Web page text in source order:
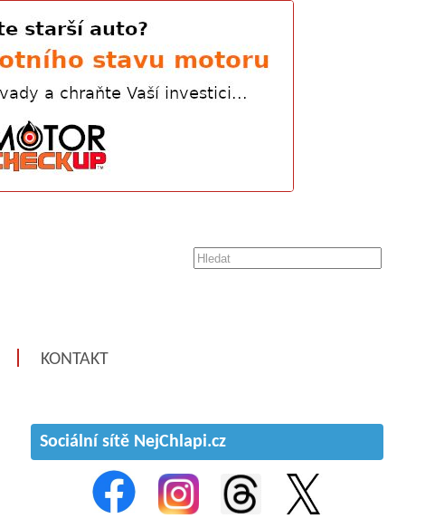
KONTAKT
Sociální sítě NejChlapi.cz